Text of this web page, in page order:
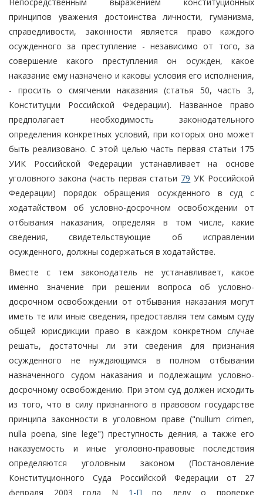
принципов уважения достоинства личности, гуманизма,
справедливости, законности является право каждого
осужденного за преступление - независимо от того, за
совершение какого преступления он осужден, какое
наказание ему назначено и каковы условия его исполнения,
- просить о смягчении наказания (статья 50, часть 3,
Конституции Российской Федерации). Названное право
предполагает необходимость законодательного
определения конкретных условий, при которых оно может
быть реализовано. С этой целью часть первая статьи 175
УИК Российской Федерации устанавливает на основе
уголовного закона (часть первая статьи 79 УК Российской
Федерации) порядок обращения осужденного в суд с
ходатайством об условно-досрочном освобождении от
отбывания наказания, определяя в том числе, какие
сведения, свидетельствующие об исправлении
осужденного, должны содержаться в ходатайстве.
Вместе с тем законодатель не устанавливает, какое
именно значение при решении вопроса об условно-
досрочном освобождении от отбывания наказания могут
иметь те или иные сведения, предоставляя тем самым суду
общей юрисдикции право в каждом конкретном случае
решать, достаточны ли эти сведения для признания
осужденного не нуждающимся в полном отбывании
назначенного судом наказания и подлежащим условно-
досрочному освобождению. При этом суд должен исходить
из того, что в силу признанного в правовом государстве
принципа законности в уголовном праве ("nullum crimen,
nulla poena, sine lege") преступность деяния, а также его
наказуемость и иные уголовно-правовые последствия
определяются уголовным законом (Постановление
Конституционного Суда Российской Федерации от 27
февраля 2003 года N 1-П по делу о проверке